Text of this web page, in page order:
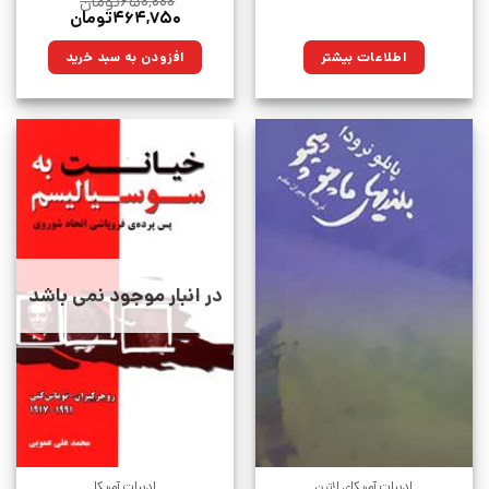
اطلاعات بیشتر
قیمت
۶۵۰,۰۰۰تومان
بود.
۴۶۴,۷۵۰تومان
۴۶۴,۷۵۰تومان.افزودن به سبد خرید
در انبار موجود نمی باشد